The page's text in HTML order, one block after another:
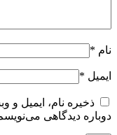
نام *
ایمیل *
ذخیره نام، ایمیل و
دوباره دیدگاهی